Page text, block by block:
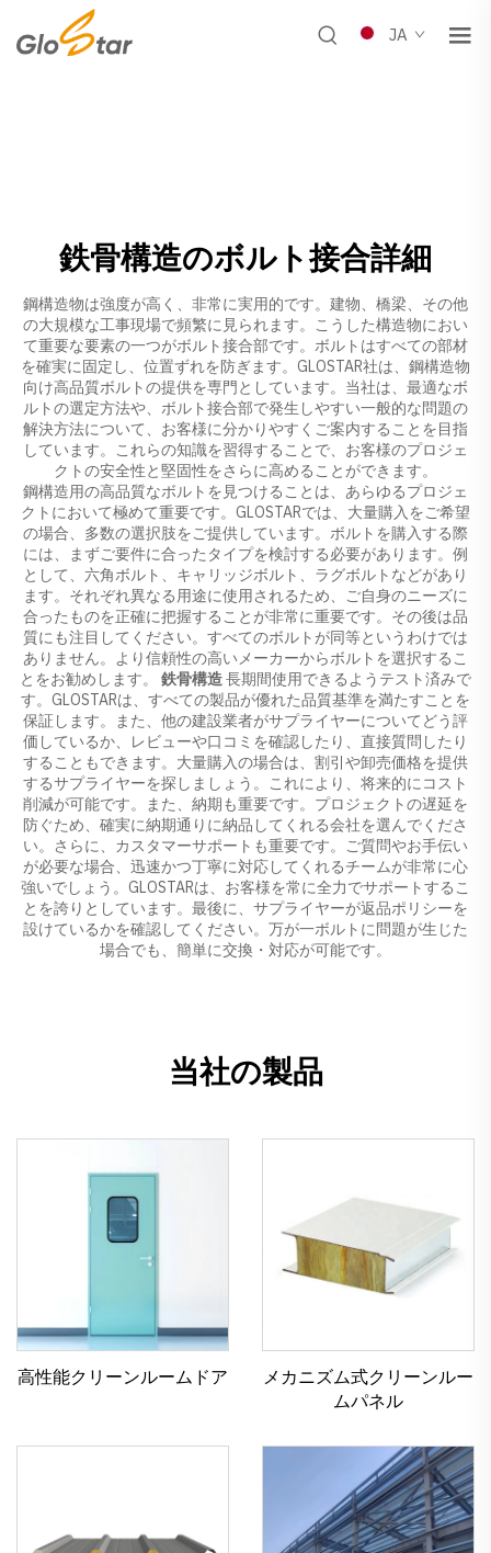
JA
鉄骨構造のボルト接合詳細
鋼構造物は強度が高く、非常に実用的です。建物、橋梁、その他
の大規模な工事現場で頻繁に見られます。こうした構造物におい
て重要な要素の一つがボルト接合部です。ボルトはすべての部材
を確実に固定し、位置ずれを防ぎます。GLOSTAR社は、鋼構造物
向け高品質ボルトの提供を専門としています。当社は、最適なボ
ルトの選定方法や、ボルト接合部で発生しやすい一般的な問題の
解決方法について、お客様に分かりやすくご案内することを目指
しています。これらの知識を習得することで、お客様のプロジェ
クトの安全性と堅固性をさらに高めることができます。
鋼構造用の高品質なボルトを見つけることは、あらゆるプロジェ
クトにおいて極めて重要です。GLOSTARでは、大量購入をご希望
の場合、多数の選択肢をご提供しています。ボルトを購入する際
には、まずご要件に合ったタイプを検討する必要があります。例
として、六角ボルト、キャリッジボルト、ラグボルトなどがあり
ます。それぞれ異なる用途に使用されるため、ご自身のニーズに
合ったものを正確に把握することが非常に重要です。その後は品
質にも注目してください。すべてのボルトが同等というわけでは
ありません。より信頼性の高いメーカーからボルトを選択するこ
とをお勧めします。 鉄骨構造長期間使用できるようテスト済みで
す。GLOSTARは、すべての製品が優れた品質基準を満たすことを
保証します。また、他の建設業者がサプライヤーについてどう評
価しているか、レビューや口コミを確認したり、直接質問したり
することもできます。大量購入の場合は、割引や卸売価格を提供
するサプライヤーを探しましょう。これにより、将来的にコスト
削減が可能です。また、納期も重要です。プロジェクトの遅延を
防ぐため、確実に納期通りに納品してくれる会社を選んでくださ
い。さらに、カスタマーサポートも重要です。ご質問やお手伝い
が必要な場合、迅速かつ丁寧に対応してくれるチームが非常に心
強いでしょう。GLOSTARは、お客様を常に全力でサポートするこ
とを誇りとしています。最後に、サプライヤーが返品ポリシーを
設けているかを確認してください。万が一ボルトに問題が生じた
場合でも、簡単に交換・対応が可能です。
当社の製品
高性能クリーンルームドア
メカニズム式クリーンルー
ムパネル